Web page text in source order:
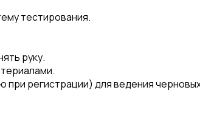
тестирования.
руку.
регистрации) для ведения